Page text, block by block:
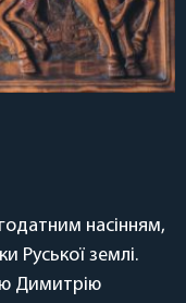
насінням,
Руської землі.
Димитрію